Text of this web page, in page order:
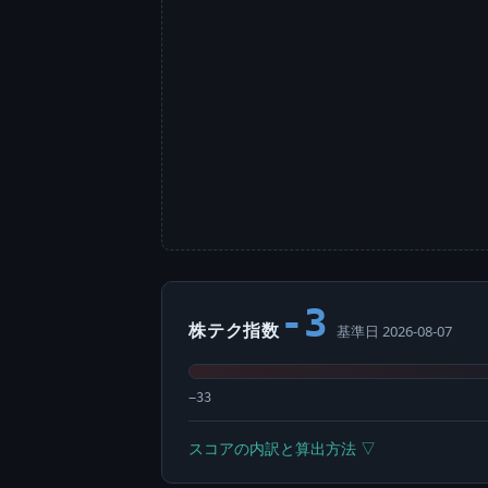
株テク指数 -3 基準日 2026-08-07
−33
スコアの内訳と算出方法 ▽